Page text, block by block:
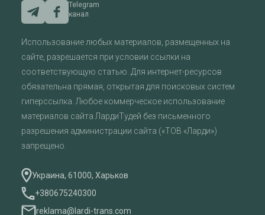
Telegram
канал
Использование любых материалов, размещенных на
сайте, разрешается при условии ссылки на
соответствующую статью. Для интернет-ресурсов
обязательна прямая, открытая для поисковых систем
гиперссылка. Любое коммерческое использование
материалов сайта ЛардиТудей без письменного
разрешения администрации сайта («ТОВ «Ларди»)
запрещено.
Украина, 61000, Харьков
+380675240300
reklama@lardi-trans.com